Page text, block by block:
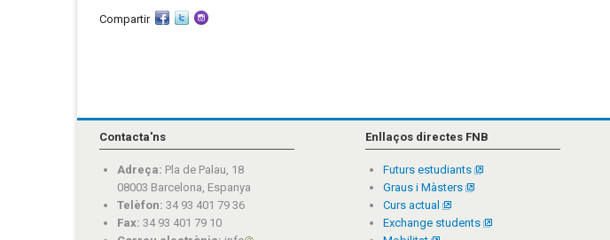
Compartir
Contacta'ns
Adreça: Pla de Palau, 18
08003 Barcelona, Espanya
Telèfon: 34 93 401 79 36
Fax: 34 93 401 79 10
Enllaços directes FNB
Futurs estudiants
Graus i Màsters
Curs actual
Exchange students